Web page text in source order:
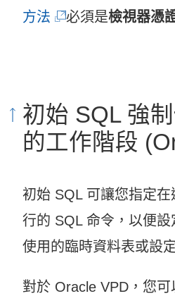
方法
新
視
開
啟
)
必須是檢視器憑
初始 SQL 強
的工作階段
初始 SQL 可讓您指定
行的 SQL 命令，以便設
使用的臨時資料表或設
對於 Oracle VPD，您